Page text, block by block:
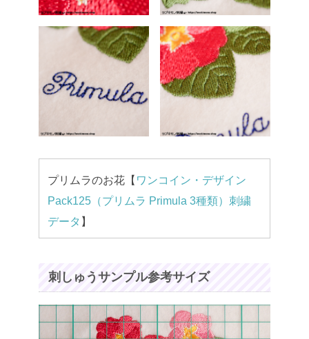
プリムラのお花【 ワンコイン・デザイン
Pack125（プリムラ Primula 3種類）刺繍
データ 】
刺しゅうサンプル参考サイズ